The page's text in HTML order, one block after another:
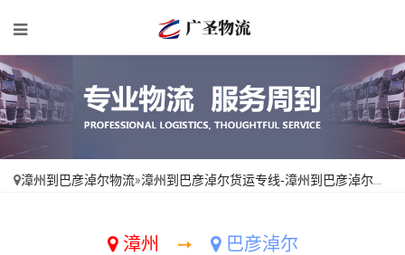
漳州到巴彦淖尔物流»漳州到巴彦淖尔货运专线-漳州到巴彦淖尔物流公司_上门取件「市县派送」
漳州 ➙ 巴彦淖尔